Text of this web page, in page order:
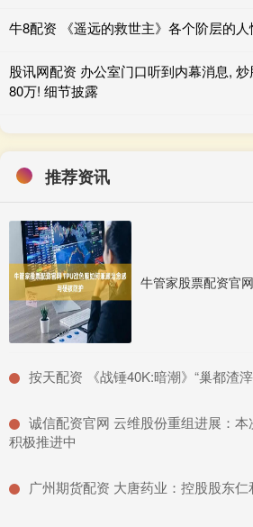
牛8配资 《遥远的救世主》各个阶层的
股讯网配资 办公室门口听到内幕消息,
80万! 细节披露
推荐资讯
按天配资 《战锤40K:暗潮》“巢都渣
诚信配资官网 云维股份重组进展：
积极推进中
广州期货配资 大唐药业：控股股东